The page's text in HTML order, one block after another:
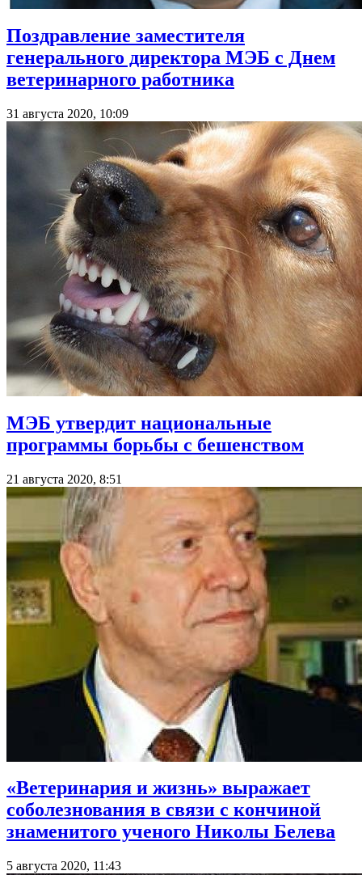
Поздравление заместителя
генерального директора МЭБ с Днем
ветеринарного работника
31 августа 2020, 10:09
МЭБ утвердит национальные
программы борьбы с бешенством
21 августа 2020, 8:51
«Ветеринария и жизнь» выражает
соболезнования в связи с кончиной
знаменитого ученого Николы Белева
5 августа 2020, 11:43